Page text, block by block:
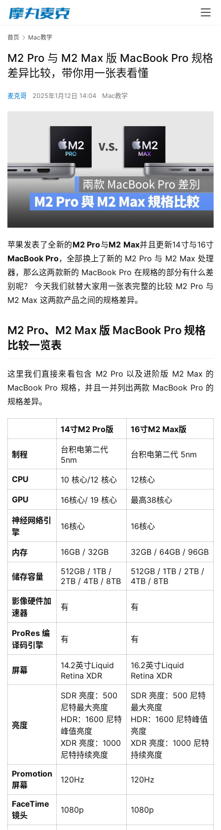
首页 Mac教学
M2 Pro 与 M2 Max 版 MacBook Pro 规格
差异比较，带你用一张表看懂
麦克哥 2025年1月12日 14:04 Mac教学
苹果发表了全新的M2 Pro与M2 Max并且更新14寸与16寸
MacBook Pro，全部换上了新的 M2 Pro 与 M2 Max 处理
器，那么这两款新的 MacBook Pro 在规格的部分有什么差
别呢？ 今天我们就替大家用一张表完整的比较 M2 Pro 与
M2 Max 这两款产品之间的规格差异。
M2 Pro、M2 Max 版 MacBook Pro 规格
比较一览表
这里我们直接来看包含 M2 Pro 以及进阶版 M2 Max 的
MacBook Pro 规格，并且一并列出两款 MacBook Pro 的
规格差异。
14寸M2 Pro版 16寸M2 Max版
制程
台积电第二代
5nm
台积电第二代 5nm
CPU 10 核心/12 核心
12核心
GPU
16核心/ 19 核心 最高38核心
神经网络引
擎
16核心 16核心
内存 16GB / 32GB 32GB / 64GB / 96GB
储存容量
512GB / 1TB /
2TB / 4TB / 8TB
512GB / 1TB / 2TB /
4TB / 8TB
影像硬件加
速器
有 有
ProRes 编
译码引擎
有 有
屏幕
14.2英寸Liquid
Retina XDR
16.2英寸Liquid
Retina XDR
亮度
SDR 亮度：500
尼特最大亮度
HDR：1600 尼特
峰值亮度
XDR 亮度：1000
尼特持续亮度
SDR 亮度：500 尼特
最大亮度
HDR：1600 尼特峰值
亮度
XDR 亮度：1000 尼特
持续亮度
Promotion
屏幕
120Hz 120Hz
FaceTime
镜头
1080p 1080p